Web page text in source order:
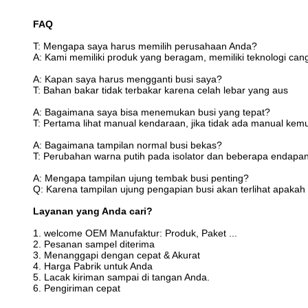
FAQ
T: Mengapa saya harus memilih perusahaan Anda?
A: Kami memiliki produk yang beragam, memiliki teknologi
A: Kapan saya harus mengganti busi saya?
T: Bahan bakar tidak terbakar karena celah lebar yang aus
A: Bagaimana saya bisa menemukan busi yang tepat?
T: Pertama lihat manual kendaraan, jika tidak ada manual
A: Bagaimana tampilan normal busi bekas?
T: Perubahan warna putih pada isolator dan beberapa
A: Mengapa tampilan ujung tembak busi penting?
Q: Karena tampilan ujung pengapian busi akan terlihat
Layanan yang Anda cari?
1. welcome OEM Manufaktur: Produk, Paket ...
2. Pesanan sampel diterima
3. Menanggapi dengan cepat & Akurat
4. Harga Pabrik untuk Anda
5. Lacak kiriman sampai di tangan Anda.
6. Pengiriman cepat